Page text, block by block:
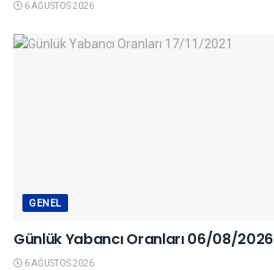
6 AĞUSTOS 2026
GENEL
Günlük Yabancı Oranları 06/08/2026
6 AĞUSTOS 2026